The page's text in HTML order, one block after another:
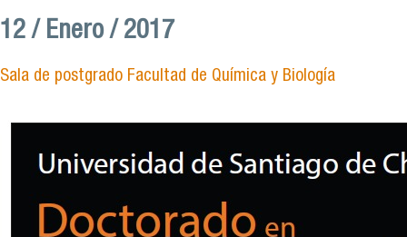
12 / Enero / 2017
Sala de postgrado Facultad de Química y Biología
doctoradoneurociencia.jpg